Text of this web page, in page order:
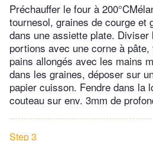
Préchauffer le four à
tournesol, graines de courge et
dans une assiette plate. Diviser
portions avec une corne à
pains allongés avec les mains
dans les graines, déposer sur
papier cuisson. Fendre dans la
couteau sur env. 3mm de
Step 3